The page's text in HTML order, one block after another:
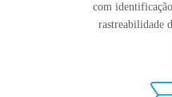
com
rastreabilidade